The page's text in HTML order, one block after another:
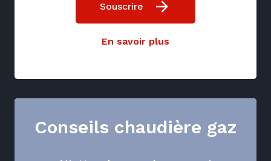
Souscrire
En savoir plus
Conseils chaudière gaz